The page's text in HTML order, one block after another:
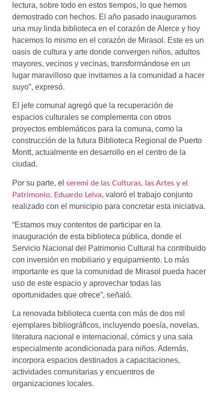
lectura, sobre todo en estos tiempos, lo que hemos
demostrado con hechos. El año pasado inauguramos
una muy linda biblioteca en el corazón de Alerce y hoy
hacemos lo mismo en el corazón de Mirasol. Este es un
oasis de cultura y arte donde convergen niños, adultos
mayores, vecinos y vecinas, transformándose en un
lugar maravilloso que invitamos a la comunidad a hacer
suyo”, expresó.
El jefe comunal agregó que la recuperación de
espacios culturales se complementa con otros
proyectos emblemáticos para la comuna, como la
construcción de la futura Biblioteca Regional de Puerto
Montt, actualmente en desarrollo en el centro de la
ciudad.
Por su parte, el seremi de las Culturas, las Artes y el
Patrimonio, Eduardo Leiva, valoró el trabajo conjunto
realizado con el municipio para concretar esta iniciativa.
“Estamos muy contentos de participar en la
inauguración de esta biblioteca pública, donde el
Servicio Nacional del Patrimonio Cultural ha contribuido
con inversión en mobiliario y equipamiento. Lo más
importante es que la comunidad de Mirasol pueda hacer
uso de este espacio y aprovechar todas las
oportunidades que ofrece”, señaló.
La renovada biblioteca cuenta con más de dos mil
ejemplares bibliográficos, incluyendo poesía, novelas,
literatura nacional e internacional, cómics y una sala
especialmente acondicionada para niños. Además,
incorpora espacios destinados a capacitaciones,
actividades comunitarias y encuentros de
organizaciones locales.